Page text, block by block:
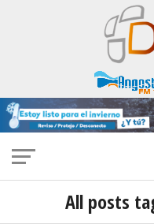
All posts